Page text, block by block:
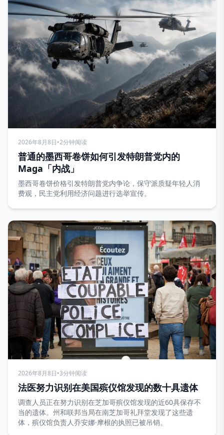
2026年8月8日•2分钟阅读
普通的墨西哥卷饼如何引发特朗普党内的
Maga「内战」
墨西哥卷饼价格引发特朗普党内争论，保守派质疑年轻人消
费观，民主党利用经济问题进行选举宣传。
2026年8月8日•3分钟阅读
法医努力识别在美国殡仪馆发现的数十具遗体
调查人员正在努力识别在芝加哥殡仪馆发现的近60具保存不
当的遗体。州和联邦当局在南芝加哥礼拜堂发现了这些遗
体，殡仪馆负责人乔安娜·摩根的执照已被吊销。